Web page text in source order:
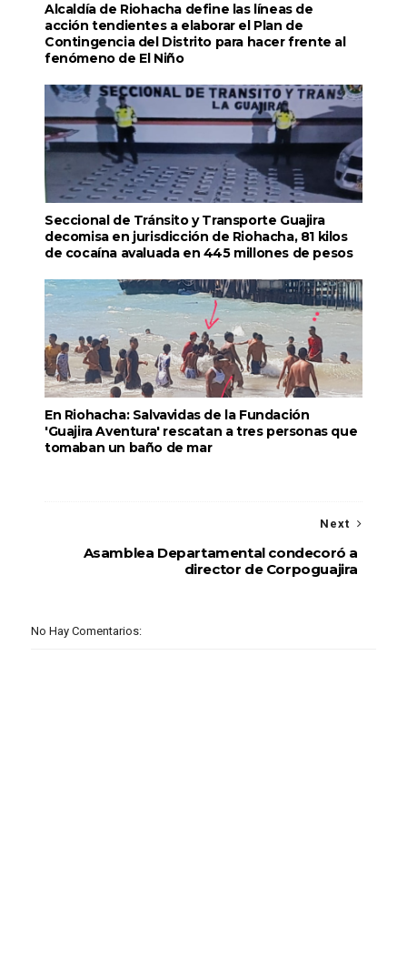
Alcaldía de Riohacha define las líneas de
acción tendientes a elaborar el Plan de
Contingencia del Distrito para hacer frente al
fenómeno de El Niño
Seccional de Tránsito y Transporte Guajira
decomisa en jurisdicción de Riohacha, 81 kilos
de cocaína avaluada en 445 millones de pesos
En Riohacha: Salvavidas de la Fundación
'Guajira Aventura' rescatan a tres personas que
tomaban un baño de mar
Next
Asamblea Departamental condecoró a
director de Corpoguajira
No Hay Comentarios: